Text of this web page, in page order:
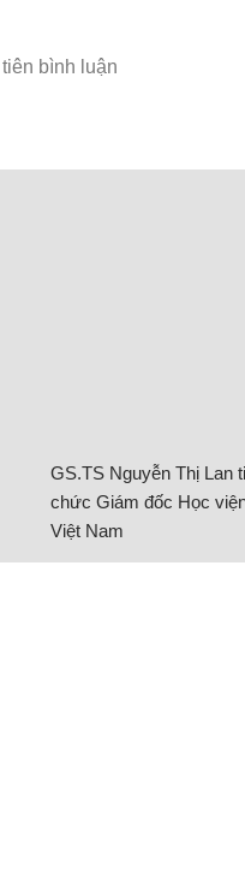
GS.TS Nguyễn Thị Lan
chức Giám đốc Học
Việt Nam